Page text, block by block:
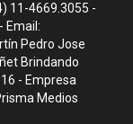
11-4669.3055 -
Email:
Pedro Jose
Brindando
- Empresa
Medios